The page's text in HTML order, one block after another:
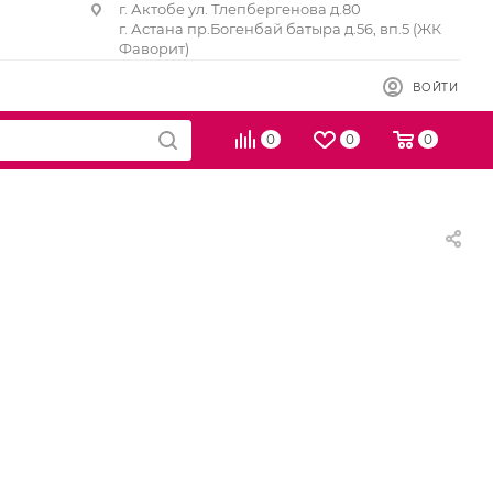
г. Актобе ул. Тлепбергенова д.80
г. Астана пр.Богенбай батыра д.56, вп.5 (ЖК
Фаворит)
ВОЙТИ
0 0 0